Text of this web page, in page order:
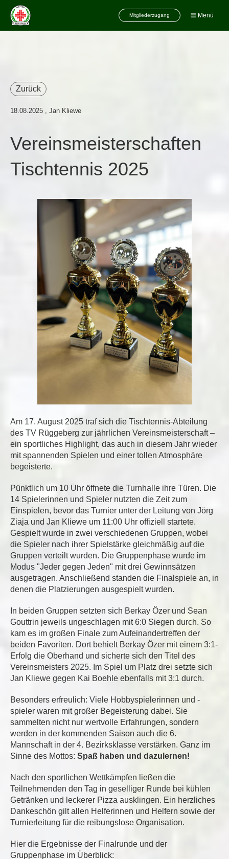
Mitgliederzugang Menü
Zurück
18.08.2025 , Jan Kliewe
Vereinsmeisterschaften
Tischtennis 2025
Am 17. August 2025 traf sich die Tischtennis-Abteilung
des TV Rüggeberg zur jährlichen Vereinsmeisterschaft –
ein sportliches Highlight, das auch in diesem Jahr wieder
mit spannenden Spielen und einer tollen Atmosphäre
begeisterte.
Pünktlich um 10 Uhr öffnete die Turnhalle ihre Türen. Die
14 Spielerinnen und Spieler nutzten die Zeit zum
Einspielen, bevor das Turnier unter der Leitung von Jörg
Ziaja und Jan Kliewe um 11:00 Uhr offiziell startete.
Gespielt wurde in zwei verschiedenen Gruppen, wobei
die Spieler nach ihrer Spielstärke gleichmäßig auf die
Gruppen verteilt wurden. Die Gruppenphase wurde im
Modus "Jeder gegen Jeden" mit drei Gewinnsätzen
ausgetragen. Anschließend standen die Finalspiele an, in
denen die Platzierungen ausgespielt wurden.
In beiden Gruppen setzten sich Berkay Özer und Sean
Gouttrin jeweils ungeschlagen mit 6:0 Siegen durch. So
kam es im großen Finale zum Aufeinandertreffen der
beiden Favoriten. Dort behielt Berkay Özer mit einem 3:1-
Erfolg die Oberhand und sicherte sich den Titel des
Vereinsmeisters 2025. Im Spiel um Platz drei setzte sich
Jan Kliewe gegen Kai Boehle ebenfalls mit 3:1 durch.
Besonders erfreulich: Viele Hobbyspielerinnen und -
spieler waren mit großer Begeisterung dabei. Sie
sammelten nicht nur wertvolle Erfahrungen, sondern
werden in der kommenden Saison auch die 6.
Mannschaft in der 4. Bezirksklasse verstärken. Ganz im
Sinne des Mottos: Spaß haben und dazulernen!
Nach den sportlichen Wettkämpfen ließen die
Teilnehmenden den Tag in geselliger Runde bei kühlen
Getränken und leckerer Pizza ausklingen. Ein herzliches
Dankeschön gilt allen Helferinnen und Helfern sowie der
Turnierleitung für die reibungslose Organisation.
Hier die Ergebnisse der Finalrunde und der
Gruppenphase im Überblick: